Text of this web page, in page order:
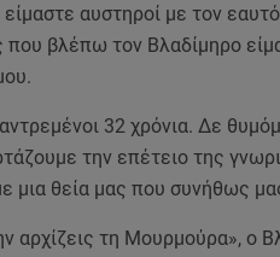
είμαστε αυστηροί με τον
βλέπω τον Βλαδίμηρο
32 χρόνια. Δε
την επέτειο της
μια θεία μας που συνήθως
αρχίζεις τη Μουρμούρα», ο